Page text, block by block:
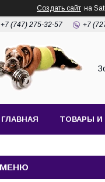
Создать сайт на
+7 (747) 275-32-57 +7
ГЛАВНАЯ ТОВАРЫ И